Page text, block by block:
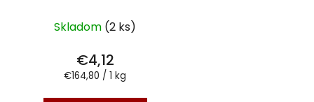
Skladom (2 ks)
€4,12
Jednotková
€164,80 / 1 kg